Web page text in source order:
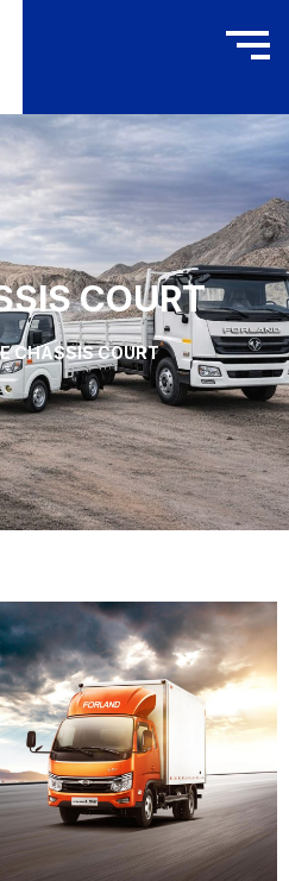
COURT
CHASSIS COURT